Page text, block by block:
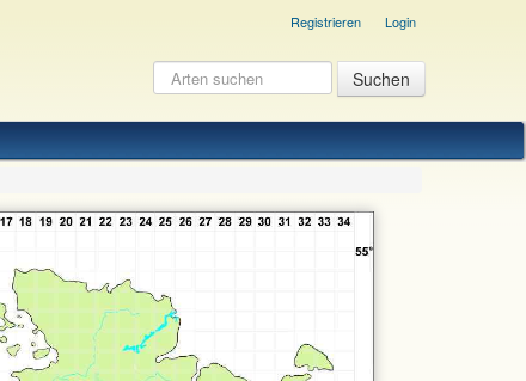
Registrieren Login